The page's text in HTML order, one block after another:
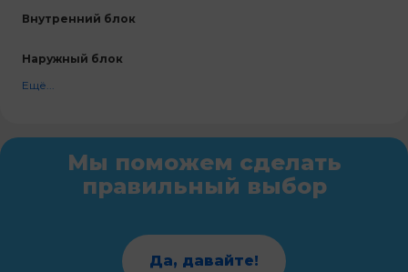
Внутренний блок
Наружный блок
Ещё...
Мы поможем сделать
правильный выбор
Да, давайте!